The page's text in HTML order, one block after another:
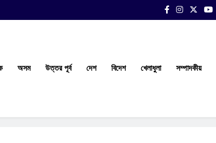
অসম উত্তর পূর্ব দেশ বিদেশ খেলাধুলা সম্পাদকীয়